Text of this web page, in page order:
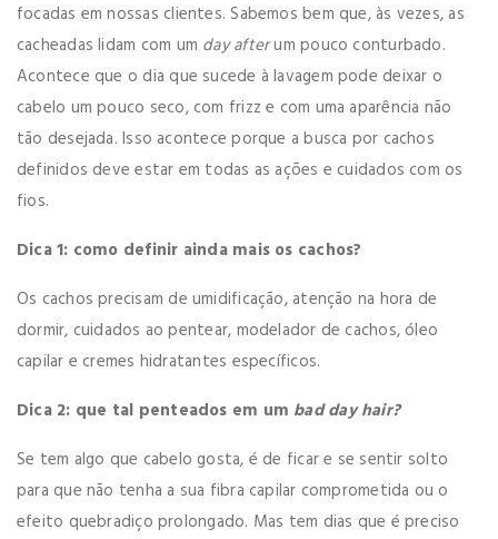
focadas em nossas clientes. Sabemos bem que, às vezes, as
cacheadas lidam com um day afterum pouco conturbado.
Acontece que o dia que sucede à lavagem pode deixar o
cabelo um pouco seco, com frizz e com uma aparência não
tão desejada. Isso acontece porque a busca por cachos
definidos deve estar em todas as ações e cuidados com os
fios.
Dica 1: como definir ainda mais os cachos?
Os cachos precisam de umidificação, atenção na hora de
dormir, cuidados ao pentear, modelador de cachos, óleo
capilar e cremes hidratantes específicos.
Dica 2: que tal penteados em um bad day hair?
Se tem algo que cabelo gosta, é de ficar e se sentir solto
para que não tenha a sua fibra capilar comprometida ou o
efeito quebradiço prolongado. Mas tem dias que é preciso